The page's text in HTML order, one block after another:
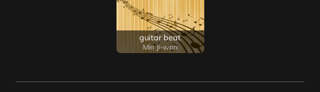
guitar beat
Min Ji-won